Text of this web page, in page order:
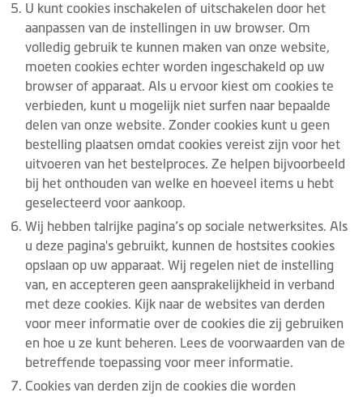
U kunt cookies inschakelen of uitschakelen door het
aanpassen van de instellingen in uw browser. Om
volledig gebruik te kunnen maken van onze website,
moeten cookies echter worden ingeschakeld op uw
browser of apparaat. Als u ervoor kiest om cookies te
verbieden, kunt u mogelijk niet surfen naar bepaalde
delen van onze website. Zonder cookies kunt u geen
bestelling plaatsen omdat cookies vereist zijn voor het
uitvoeren van het bestelproces. Ze helpen bijvoorbeeld
bij het onthouden van welke en hoeveel items u hebt
geselecteerd voor aankoop.
Wij hebben talrijke pagina’s op sociale netwerksites. Als
u deze pagina's gebruikt, kunnen de hostsites cookies
opslaan op uw apparaat. Wij regelen niet de instelling
van, en accepteren geen aansprakelijkheid in verband
met deze cookies. Kijk naar de websites van derden
voor meer informatie over de cookies die zij gebruiken
en hoe u ze kunt beheren. Lees de voorwaarden van de
betreffende toepassing voor meer informatie.
Cookies van derden zijn de cookies die worden